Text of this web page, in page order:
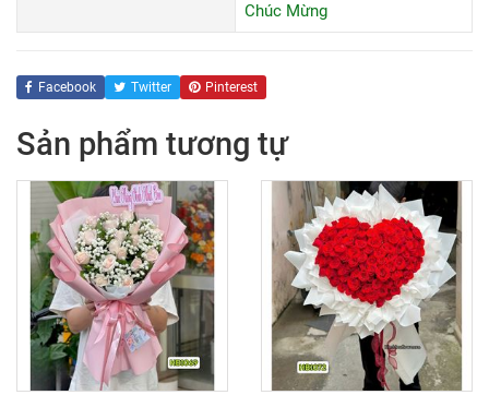
Chúc Mừng
Facebook Twitter Pinterest
Sản phẩm tương tự